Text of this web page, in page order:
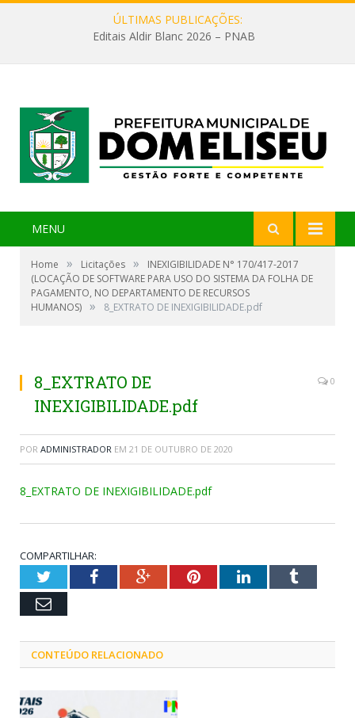
ÚLTIMAS PUBLICAÇÕES:
Editais Aldir Blanc 2026 – PNAB
MENU
Home » Licitações »
INEXIGIBILIDADE N° 170/417-2017
(LOCAÇÃO DE SOFTWARE PARA USO DO SISTEMA DA FOLHA DE
PAGAMENTO, NO DEPARTAMENTO DE RECURSOS
HUMANOS) » 8_EXTRATO DE INEXIGIBILIDADE.pdf
8_EXTRATO DE
INEXIGIBILIDADE.pdf
0
POR ADMINISTRADOR EM 21 DE OUTUBRO DE 2020
8_EXTRATO DE INEXIGIBILIDADE.pdf
COMPARTILHAR:
TwitterFacebookGoogle+PinterestLinkedInTumblr
Email
CONTEÚDO RELACIONADO